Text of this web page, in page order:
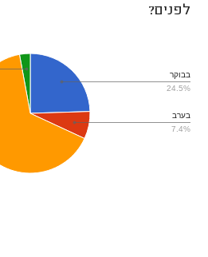
לפנים?
בבוקר
24.5%
בערב
7.4%